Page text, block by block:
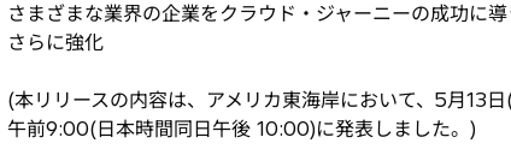
さまざまな業界の企業をクラウド・ジャーニーの成功に
さらに強化
(本リリースの内容は、アメリカ東海岸において、5月13日
午前9:00(日本時間同日午後 10:00)に発表しました。)